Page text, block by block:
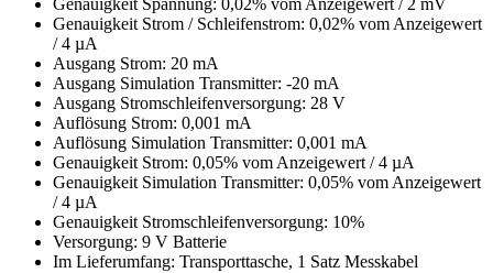
Genauigkeit Spannung: 0,02% vom Anzeigewert / 2 mV
Genauigkeit Strom / Schleifenstrom: 0,02% vom Anzeigewert
/ 4 µA
Ausgang Strom: 20 mA
Ausgang Simulation Transmitter: -20 mA
Ausgang Stromschleifenversorgung: 28 V
Auflösung Strom: 0,001 mA
Auflösung Simulation Transmitter: 0,001 mA
Genauigkeit Strom: 0,05% vom Anzeigewert / 4 µA
Genauigkeit Simulation Transmitter: 0,05% vom Anzeigewert
/ 4 µA
Genauigkeit Stromschleifenversorgung: 10%
Versorgung: 9 V Batterie
Im Lieferumfang: Transporttasche, 1 Satz Messkabel